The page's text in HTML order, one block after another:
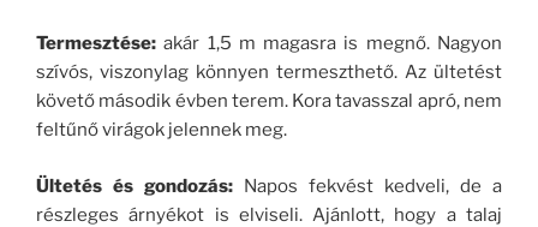
Termesztése: akár 1,5 m magasra is megnő. Nagyon
szívós, viszonylag könnyen termeszthető. Az ültetést
követő második évben terem. Kora tavasszal apró, nem
feltűnő virágok jelennek meg.
Ültetés és gondozás: Napos fekvést kedveli, de a
részleges árnyékot is elviseli. Ajánlott, hogy a talaj